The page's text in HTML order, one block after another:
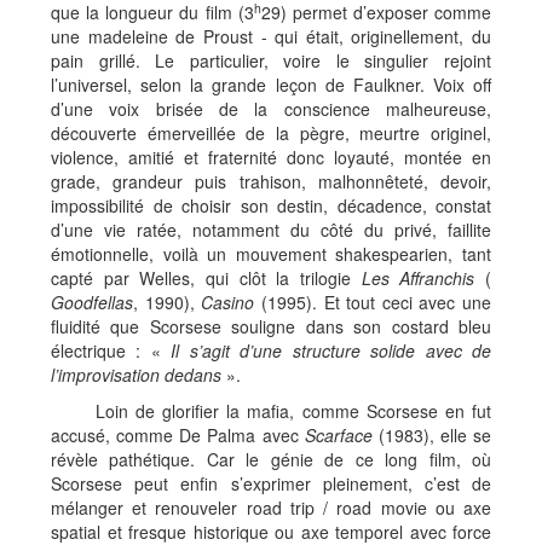
que la longueur du film (3h29) permet d’exposer comme
une madeleine de Proust - qui était, originellement, du
pain grillé. Le particulier, voire le singulier rejoint
l’universel, selon la grande leçon de Faulkner. Voix off
d’une voix brisée de la conscience malheureuse,
découverte émerveillée de la pègre, meurtre originel,
violence, amitié et fraternité donc loyauté, montée en
grade, grandeur puis trahison, malhonnêteté, devoir,
impossibilité de choisir son destin, décadence, constat
d’une vie ratée, notamment du côté du privé, faillite
émotionnelle, voilà un mouvement shakespearien, tant
capté par Welles, qui clôt la trilogie Les Affranchis (
Goodfellas, 1990), Casino (1995). Et tout ceci avec une
fluidité que Scorsese souligne dans son costard bleu
électrique : «Il s’agit d’une structure solide avec de
l’improvisation dedans ».
Loin de glorifier la mafia, comme Scorsese en fut
accusé, comme De Palma avec Scarface (1983), elle se
révèle pathétique. Car le génie de ce long film, où
Scorsese peut enfin s’exprimer pleinement, c’est de
mélanger et renouveler road trip / road movie ou axe
spatial et fresque historique ou axe temporel avec force